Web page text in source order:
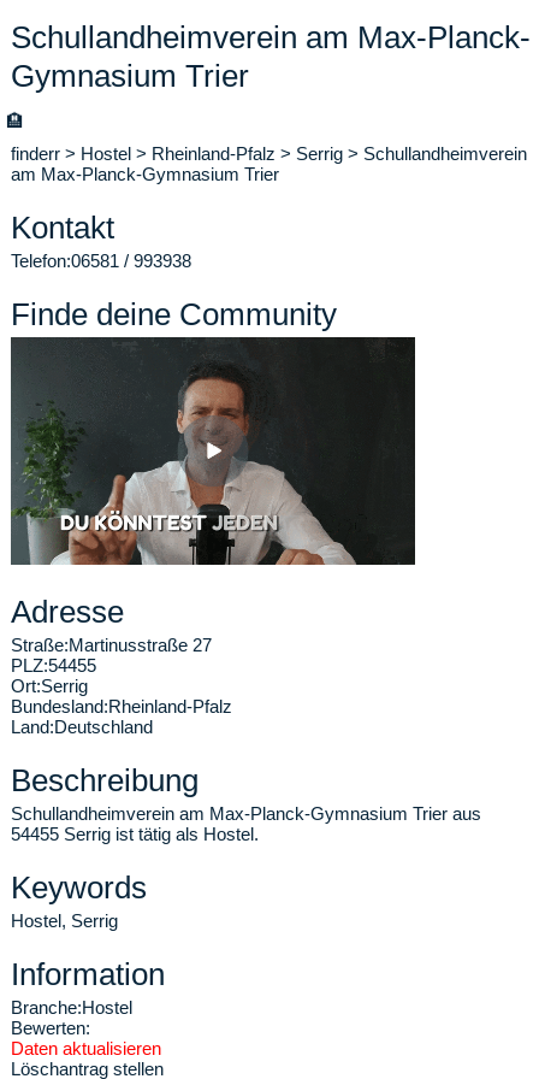
Schullandheimverein am Max-Planck-
Gymnasium Trier
🏨
finderr > Hostel > Rheinland-Pfalz > Serrig > Schullandheimverein
am Max-Planck-Gymnasium Trier
Kontakt
Telefon:06581 / 993938
Finde deine Community
Adresse
Straße:Martinusstraße 27
PLZ:54455
Ort:Serrig
Bundesland:Rheinland-Pfalz
Land:Deutschland
Beschreibung
Schullandheimverein am Max-Planck-Gymnasium Trier aus
54455 Serrig ist tätig als Hostel.
Keywords
Hostel, Serrig
Information
Branche:Hostel
Bewerten:
Daten aktualisieren
Löschantrag stellen